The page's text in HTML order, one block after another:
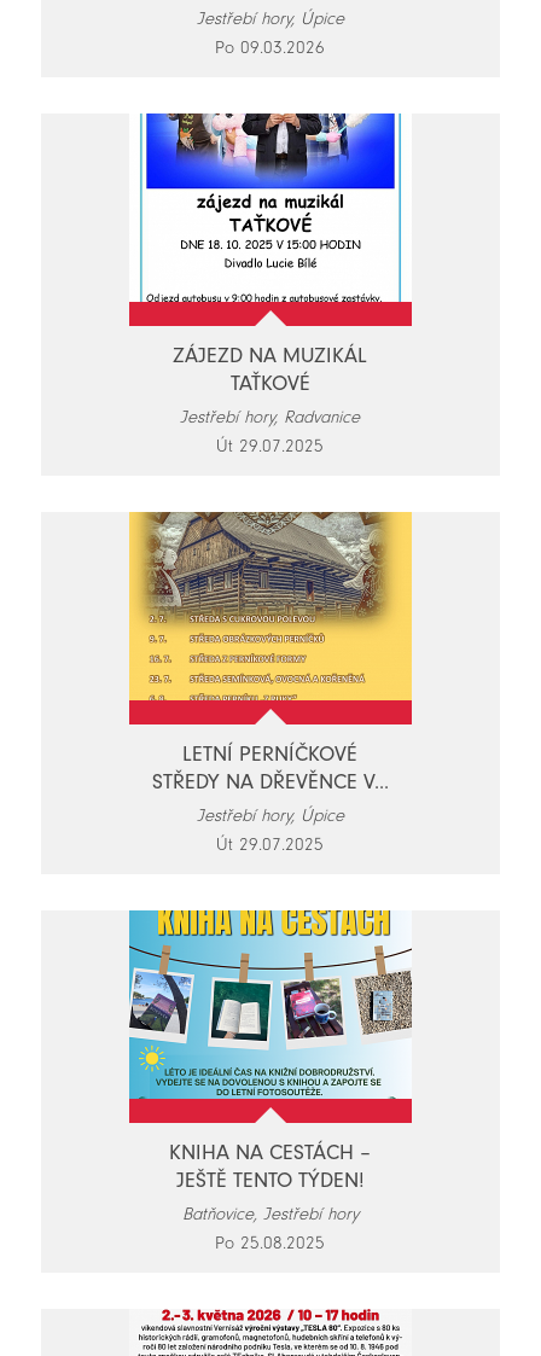
Jestřebí hory, Úpice
Po 09.03.2026
ZÁJEZD NA MUZIKÁL
TAŤKOVÉ
Jestřebí hory, Radvanice
Út 29.07.2025
LETNÍ PERNÍČKOVÉ
STŘEDY NA DŘEVĚNCE V...
Jestřebí hory, Úpice
Út 29.07.2025
KNIHA NA CESTÁCH –
JEŠTĚ TENTO TÝDEN!
Batňovice, Jestřebí hory
Po 25.08.2025